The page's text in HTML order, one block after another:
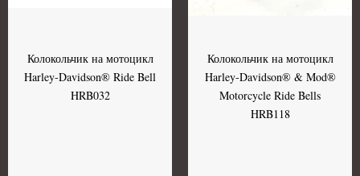
Колокольчик на мотоцикл
Harley-Davidson® Ride Bell
HRB032
Колокольчик на мотоцикл
Harley-Davidson® & Mod®
Motorcycle Ride Bells
HRB118